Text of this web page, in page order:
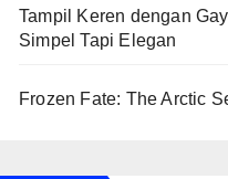
Tampil Keren dengan
Simpel Tapi Elegan
Frozen Fate: The Arctic